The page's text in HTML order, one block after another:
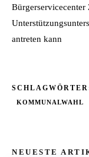
antreten kann
KOMMUNALWAHL
NEUESTE